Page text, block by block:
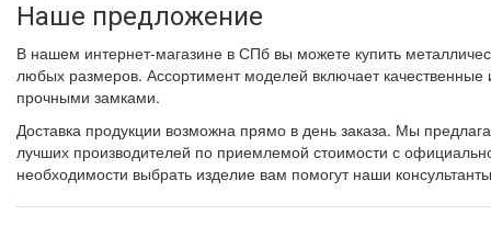
Наше предложение
В нашем интернет-магазине в СПб вы можете купить
любых размеров. Ассортимент моделей включает качественные
прочными замками.
Доставка продукции возможна прямо в день заказа. Мы
лучших производителей по приемлемой стоимости с
необходимости выбрать изделие вам помогут наши